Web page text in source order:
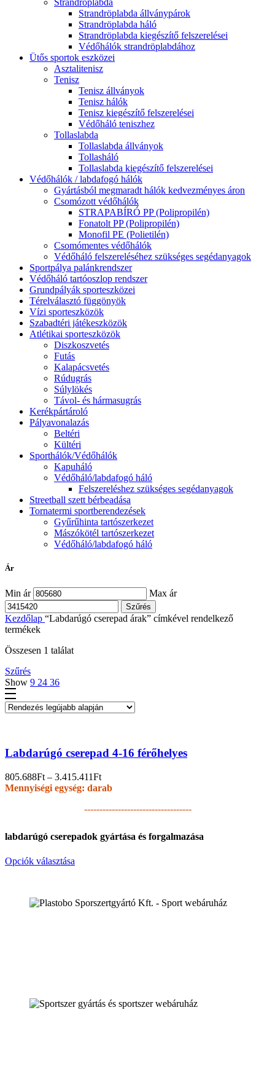
Strandröplabda
Strandröplabda állványpárok
Strandröplabda háló
Strandröplabda kiegészítő felszerelései
Védőhálók strandröplabdához
Ütős sportok eszközei
Asztalitenisz
Tenisz
Tenisz állványok
Tenisz hálók
Tenisz kiegészítő felszerelései
Védőháló teniszhez
Tollaslabda
Tollaslabda állványok
Tollasháló
Tollaslabda kiegészítő felszerelései
Védőhálók / labdafogó hálók
Gyártásból megmaradt hálók kedvezményes áron
Csomózott védőhálók
STRAPABÍRÓ PP (Polipropilén)
Fonatolt PP (Polipropilén)
Monofil PE (Polietilén)
Csomómentes védőhálók
Védőháló felszereléséhez szükséges segédanyagok
Sportpálya palánkrendszer
Védőháló tartóoszlop rendszer
Grundpályák sporteszközei
Térelválasztó függönyök
Vízi sporteszközök
Szabadtéri játékeszközök
Atlétikai sporteszközök
Diszkoszvetés
Futás
Kalapácsvetés
Rúdugrás
Súlylökés
Távol- és hármasugrás
Kerékpártároló
Pályavonalazás
Beltéri
Kültéri
Sporthálók/Védőhálók
Kapuháló
Védőháló/labdafogó háló
Felszereléshez szükséges segédanyagok
Streetball szett bérbeadása
Tornatermi sportberendezések
Gyűrűhinta tartószerkezet
Mászókötél tartószerkezet
Védőháló/labdafogó háló
Ár
Min ár Max ár
Szűrés
Kezdőlap “Labdarúgó cserepad árak” címkével rendelkező
termékek
Összesen 1 találat
Szűrés
Show 9 24 36
Labdarúgó cserepad 4-16 férőhelyes
805.688Ft – 3.415.411Ft
Mennyiségi egység: darab
-----------------------------------
labdarúgó cserepadok gyártása és forgalmazása
Opciók választása